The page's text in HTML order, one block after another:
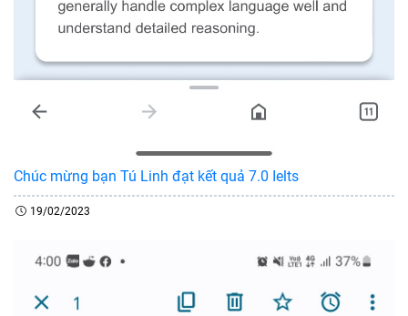
Chúc mừng bạn Tú Linh đạt kết quả 7.0 Ielts
19/02/2023